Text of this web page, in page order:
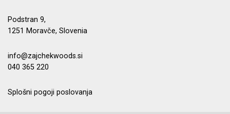
Podstran 9,
1251 Moravče, Slovenia
info@zajchekwoods.si
040 365 220
Splošni pogoji poslovanja